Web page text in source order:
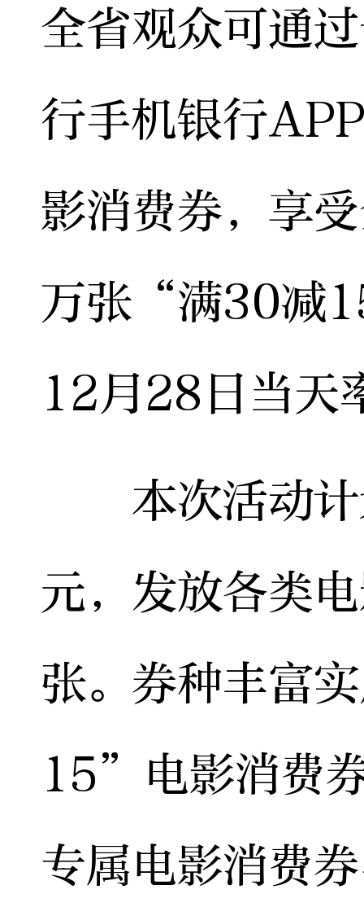
全省观众可通
行手机银行
影消费券，享
万张“满30减
12月28日当天
本次活动计
元，发放各类
张。券种丰富
15”电影消费
专属电影消费